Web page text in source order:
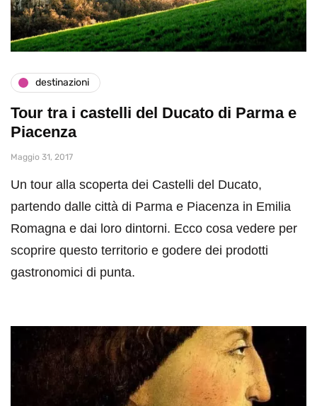
destinazioni
Tour tra i castelli del Ducato di Parma e
Piacenza
Maggio 31, 2017
Un tour alla scoperta dei Castelli del Ducato,
partendo dalle città di Parma e Piacenza in Emilia
Romagna e dai loro dintorni. Ecco cosa vedere per
scoprire questo territorio e godere dei prodotti
gastronomici di punta.